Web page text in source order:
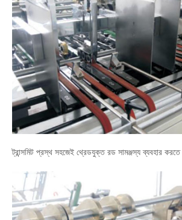
ট্রান্সমিট প্রস্থ সহজেই থ্রেডযুক্ত রড সামঞ্জস্য ব্যবহার করতে